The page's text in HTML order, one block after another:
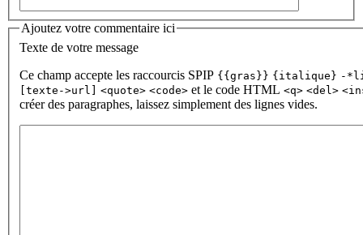
Ajoutez votre commentaire ici
Texte de votre message
Ce champ accepte les raccourcis SPIP {{gras}} {italique} -
[texte->url] <quote> <code> et le code HTML <q> <del>
créer des paragraphes, laissez simplement des lignes vides.